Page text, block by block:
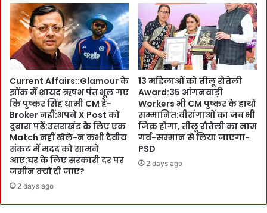
जे
बें
:
भु
ग
ता
न
व
क्त
प
र
दे
ने
के
भी
S
P
M
मो
दी
की
गा
ढ़ी
मु
ह
र
!
दे
व
भू
मि
ग
Current Affairs::Glamour के
झोंक में शायद ऋषभ पंत भूल गए
कि पुष्कर सिंह धामी CM हैं-
Broker नहीं:अपने X Post को
दुबारा पढ़ें:उत्तराखंड के लिए एक
Match नहीं खेले-न कभी दैवीय
संकट में मदद को सामने
आए:घर के लिए सरकारी दर पर
जमीन क्यों दी जाए?
2 days ago
13 महिलाओं को तीलू रौतेली
Award:35 आंगनवाड़ी
Workers भी CM पुष्कर के हाथों
सम्मानित:वीरांगाओं का जब भी
जिक्र होगा, तीलू रौतेली का नाम
गर्व-सम्मान से लिया जाएगा-
PSD
2 days ago